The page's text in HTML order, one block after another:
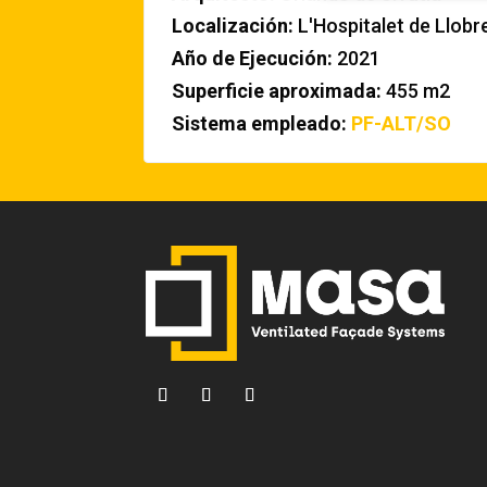
Localización: L'Hospitalet de
Año de Ejecución: 2021
Superficie aproximada: 455 m2
Sistema empleado: PF-ALT/SO